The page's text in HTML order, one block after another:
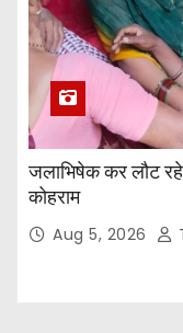
जलाभिषेक कर लौट रहे
कोहराम
Aug 5, 2026